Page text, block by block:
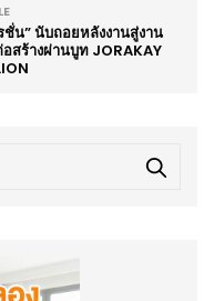
ชั่น” นับถอยหลังงานสู่งาน
สร้างผ่านบูท JORAKAY